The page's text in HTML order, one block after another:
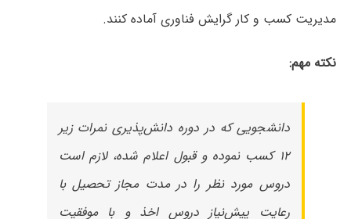
مدیریت کسب و کار گرایش فناوری آماده کنند.
نکته مهم:
دانشجویی که در دوره دانش‌پذیری نمرات زیر
۱۲ کسب نموده و قبول اعلام شده، لازم است
دروس مورد نظر را در مدت مجاز تحصیل با
رعایت پیش‌نیاز دروس اخذ و با موفقیت